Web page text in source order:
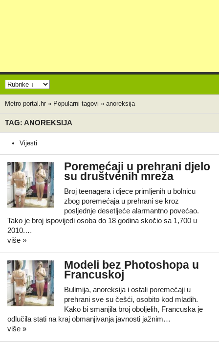
Metro-portal.hr » Popularni tagovi » anoreksija
TAG: ANOREKSIJA
Vijesti
Poremećaji u prehrani djelo
su društvenih mreža
Broj teenagera i djece primljenih u bolnicu
zbog poremećaja u prehrani se kroz
posljednje desetljeće alarmantno povećao.
Tako je broj ispovijedi osoba do 18 godina skočio sa 1,700 u
2010.…
više »
Modeli bez Photoshopa u
Francuskoj
Bulimija, anoreksija i ostali poremećaji u
prehrani sve su češći, osobito kod mladih.
Kako bi smanjila broj oboljelih, Francuska je
odlučila stati na kraj obmanjivanja javnosti jažnim…
više »